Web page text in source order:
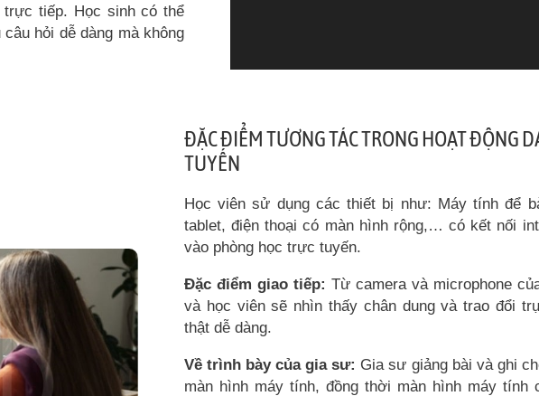
tiếp. Học sinh có thể
hỏi dễ dàng mà không
ĐẶC ĐIỂM TƯƠNG TÁC TRONG HOẠT ĐỘNG
TUYẾN
Học viên sử dụng các thiết bị như: Máy tính để
tablet, điện thoại có màn hình rộng,… có kết nối
vào phòng học trực tuyến.
Đặc điểm giao tiếp: Từ camera và microphone
và học viên sẽ nhìn thấy chân dung và trao đổi
thật dễ dàng.
Về trình bày của gia sư: Gia sư giảng bài và ghi
màn hình máy tính, đồng thời màn hình máy tính